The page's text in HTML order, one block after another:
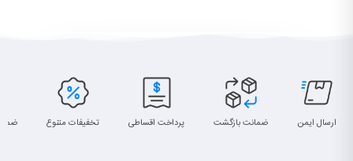
ارسال ایمن ضمانت بازگشت پرداخت اقساطی تخفیفات متنوع